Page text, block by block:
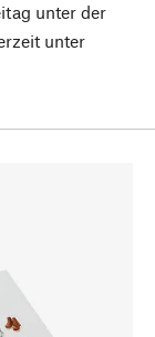
unter der
unter